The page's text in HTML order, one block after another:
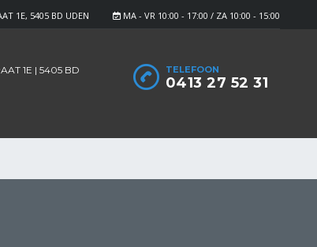
MA - VR 10:00 - 17:00 / ZA 10:00 - 15:00
1E, 5405 BD UDEN
TELEFOON
0413 27 52 31
1E | 5405 BD